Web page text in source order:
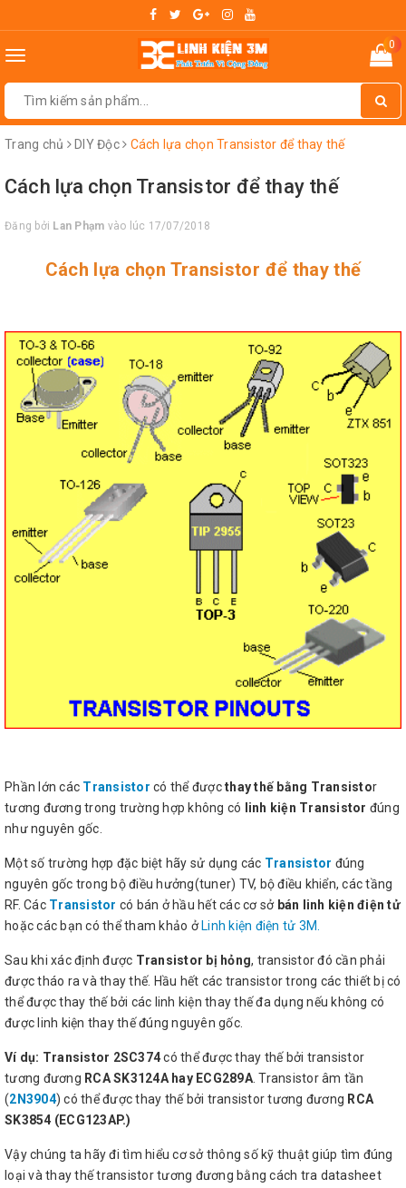
Toggle
0
Trang chủ DIY Độc Cách lựa chọn Transistor để thay thế
Cách lựa chọn Transistor để thay thế
Đăng bởi Lan Phạm vào lúc 17/07/2018
Cách lựa chọn Transistor để thay thế
Phần lớn các Transistor có thể đượcthay thế bằng Transistor
tương đương trong trường hợp không có
linh kiện Transistor đúng
như nguyên gốc.
Một số trường hợp đặc biệt hãy sử dụng các Transistor đúng
nguyên gốc trong bộ điều hưởng(tuner) TV, bộ điều khiển, các tầng
RF. Các Transistor có bán ở hầu hết các cơ sở bán linh kiện điện tử
hoặc các bạn có thể tham khảo ở Linh kiện điện tử 3M.
Sau khi xác định được Transistor bị hỏng, transistor đó cần phải
được tháo ra và thay thế. Hầu hết các transistor trong các thiết bị có
thể được thay thế bởi các linh kiện thay thế đa dụng nếu không có
được linh kiện thay thế đúng nguyên gốc.
Ví dụ: Transistor 2SC374có thể được thay thế bởi transistor
tương đương RCA SK3124A hay ECG289A. Transistor âm tần
(2N3904) có thể được thay thế bởi transistor tương đương RCA
SK3854 (ECG123AP.)
Vậy chúng ta hãy đi tìm hiểu cơ sở thông số kỹ thuật giúp tìm đúng
loại và thay thế transistor tương đương bằng cách tra datasheet